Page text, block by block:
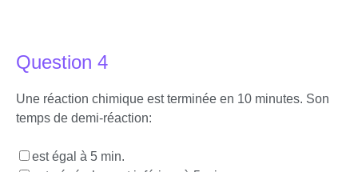
Question 4
Une réaction chimique est terminée en 10 minutes. Son
temps de demi-réaction:
est égal à 5 min.